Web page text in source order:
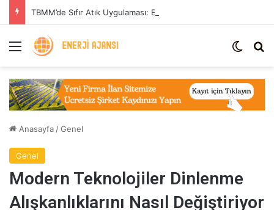
Menü Dış
Anasayfa /Genel
Genel
Modern Teknolojiler Dinlenme
Alışkanlıklarını Nasıl Değiştiriyor